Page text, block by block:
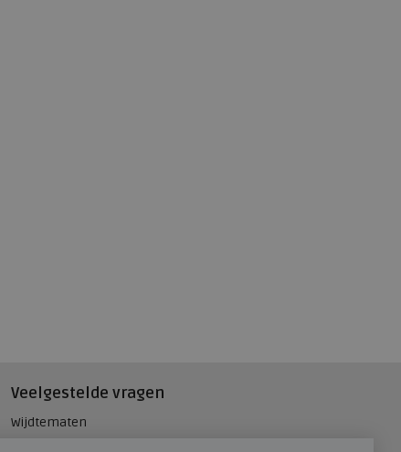
Veelgestelde vragen
Wijdtematen